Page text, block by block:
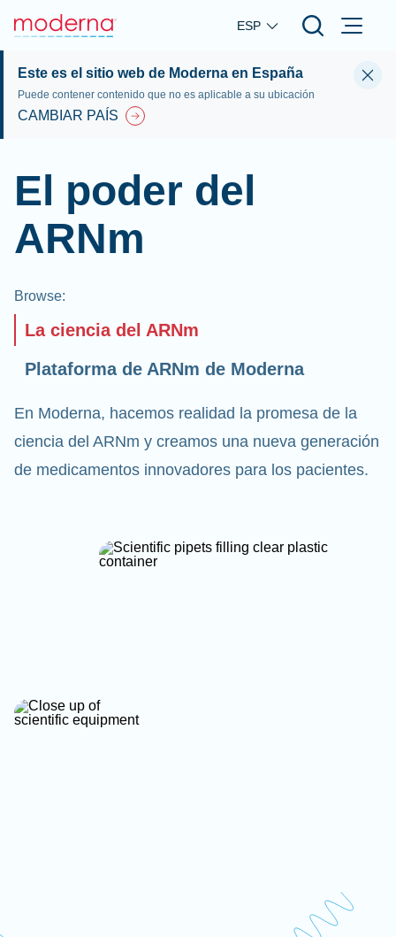
Skip to main content
ESP
Este es el sitio web de Moderna en España
Puede contener contenido que no es aplicable a su ubicación
CAMBIAR PAÍS
El poder del
ARNm
Browse:
La ciencia del ARNm
Plataforma de ARNm de Moderna
En Moderna, hacemos realidad la promesa de la
ciencia del ARNm y creamos una nueva generación
de medicamentos innovadores para los pacientes.